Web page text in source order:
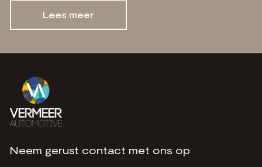
Lees meer
Neem gerust contact met ons op